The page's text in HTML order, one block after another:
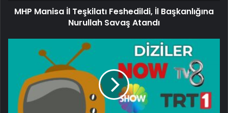
MHP Manisa İl Teşkilatı Feshedildi, İl Başkanlığına
Nurullah Savaş Atandı